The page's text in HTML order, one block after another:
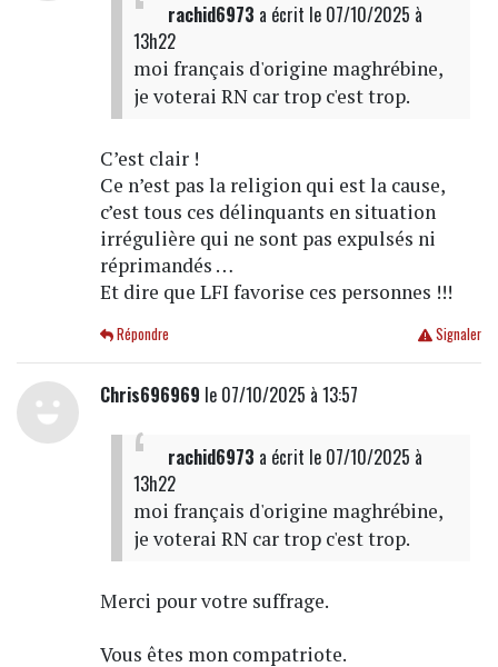
rachid6973 a écrit le 07/10/2025 à
13h22
moi français d'origine maghrébine,
je voterai RN car trop c'est trop.
C’est clair !
Ce n’est pas la religion qui est la cause,
c’est tous ces délinquants en situation
irrégulière qui ne sont pas expulsés ni
réprimandés …
Et dire que LFI favorise ces personnes !!!
Signaler
Répondre
Chris696969 le 07/10/2025 à 13:57
rachid6973 a écrit le 07/10/2025 à
13h22
moi français d'origine maghrébine,
je voterai RN car trop c'est trop.
Merci pour votre suffrage.
Vous êtes mon compatriote.